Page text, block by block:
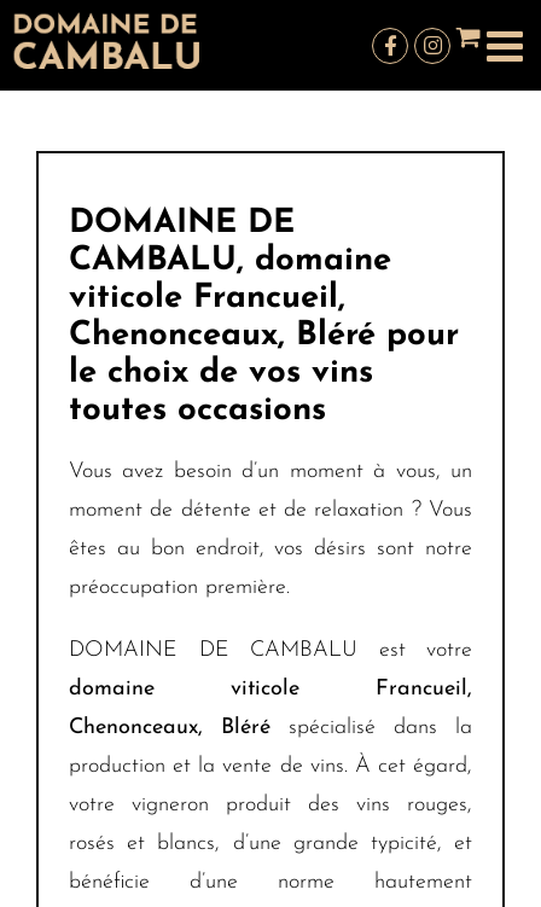
Passer
au
contenu
DOMAINE DE
CAMBALU, domaine
viticole Francueil,
Chenonceaux, Bléré pour
le choix de vos vins
toutes occasions
Vous avez besoin d’un moment à vous, un
moment de détente et de relaxation ? Vous
êtes au bon endroit, vos désirs sont notre
préoccupation première.
DOMAINE DE CAMBALU est votre
domaine viticole Francueil,
Chenonceaux, Bléré spécialisé dans la
production et la vente de vins. À cet égard,
votre vigneron produit des vins rouges,
rosés et blancs, d’une grande typicité, et
bénéficie d’une norme hautement